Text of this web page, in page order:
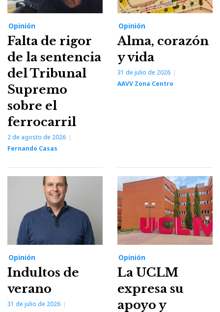
Opinión
Falta de rigor
de la sentencia
del Tribunal
Supremo
sobre el
ferrocarril
2 de agosto de 2026
Fernando Casas
Opinión
Alma, corazón
y vida
31 de julio de 2026
AAVV Zona Centro
Opinión
Indultos de
verano
31 de julio de 2026
Opinión
La UCLM
expresa su
apoyo y